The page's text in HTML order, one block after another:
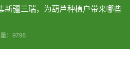
新疆三瑞，为葫芦种植户带来哪些
：9795